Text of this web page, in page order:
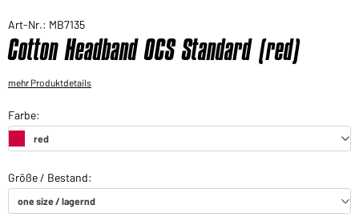
Art-Nr.: MB7135
Cotton Headband OCS Standard (red)
mehr Produktdetails